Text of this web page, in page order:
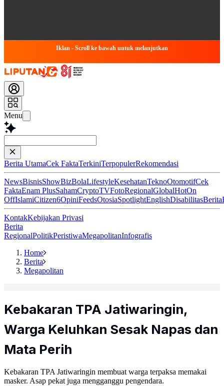
Iklan - Scroll ke bawah untuk melanjutkan
Menu
Tanya apapun
Berita UtamaCek FaktaTerkiniTerpopulerRekomendasi
NewsBisnisShowBizBolaLifestyleKesehatanTeknoOtomotifCek
FaktaEnam PlusSahamCryptoTVFotoRegionalGlobalHotOn
OffIslamiCitizen6OpiniFeedsOtosiaSpotlightEnglishDisabilitasBerita
KontakKebijakan Privasi
Berita
RegionalPolitikPeristiwaMegapolitanInfografis
Home
Berita
Megapolitan
Kebakaran TPA Jatiwaringin,
Warga Keluhkan Sesak Napas dan
Mata Perih
Kebakaran TPA Jatiwaringin membuat warga terpaksa memakai
masker. Asap pekat juga mengganggu pengendara.